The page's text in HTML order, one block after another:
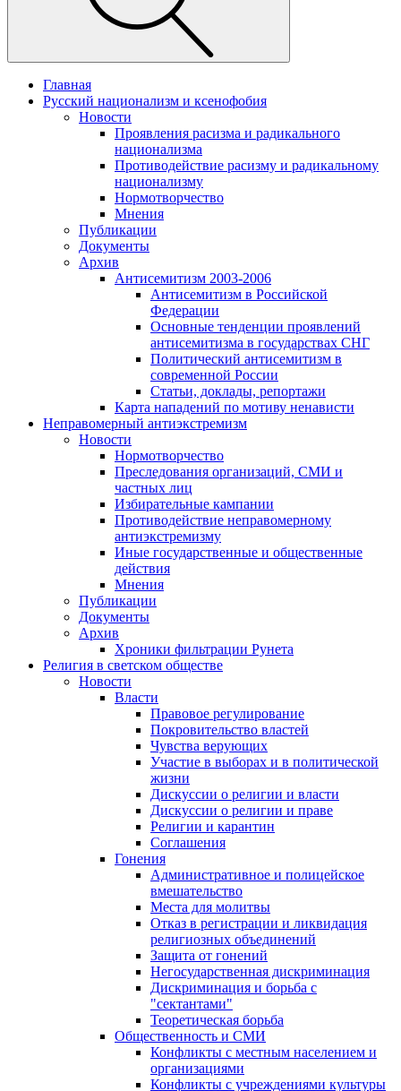
Главная
Русский национализм и ксенофобия
Новости
Проявления расизма и радикального
национализма
Противодействие расизму и радикальному
национализму
Нормотворчество
Мнения
Публикации
Документы
Архив
Антисемитизм 2003-2006
Антисемитизм в Российской
Федерации
Основные тенденции проявлений
антисемитизма в государствах СНГ
Политический антисемитизм в
современной России
Статьи, доклады, репортажи
Карта нападений по мотиву ненависти
Неправомерный антиэкстремизм
Новости
Нормотворчество
Преследования организаций, СМИ и
частных лиц
Избирательные кампании
Противодействие неправомерному
антиэкстремизму
Иные государственные и общественные
действия
Мнения
Публикации
Документы
Архив
Хроники фильтрации Рунета
Религия в светском обществе
Новости
Власти
Правовое регулирование
Покровительство властей
Чувства верующих
Участие в выборах и в политической
жизни
Дискуссии о религии и власти
Дискуссии о религии и праве
Религии и карантин
Соглашения
Гонения
Административное и полицейское
вмешательство
Места для молитвы
Отказ в регистрации и ликвидация
религиозных объединений
Защита от гонений
Негосударственная дискриминация
Дискриминация и борьба с
"сектантами"
Теоретическая борьба
Общественность и СМИ
Конфликты с местным населением и
организациями
Конфликты с учреждениями культуры